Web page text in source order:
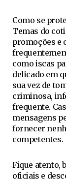
Como se
Temas do
promoções e
como iscas
delicado em
sua vez de
criminosa,
frequente.
mensagens
fornecer
competentes.
Fique atento,
oficiais e